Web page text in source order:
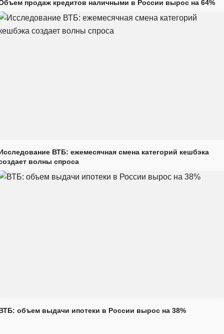
продаж кредитов наличными в России вырос на 64%
ВТБ: ежемесячная смена категорий кешбэка
волны спроса
объем выдачи ипотеки в России вырос на 38%